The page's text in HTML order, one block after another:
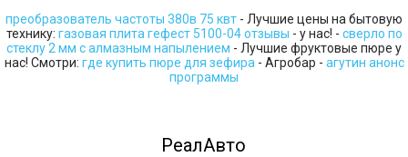
преобразователь частоты 380в 75 квт - Лучшие цены на бытовую
технику: газовая плита гефест 5100-04 отзывы - у нас! - сверло по
стеклу 2 мм с алмазным напылением - Лучшие фруктовые пюре у
нас! Смотри: где купить пюре для зефира - Агробар - агутин анонс
программы
РеалАвто